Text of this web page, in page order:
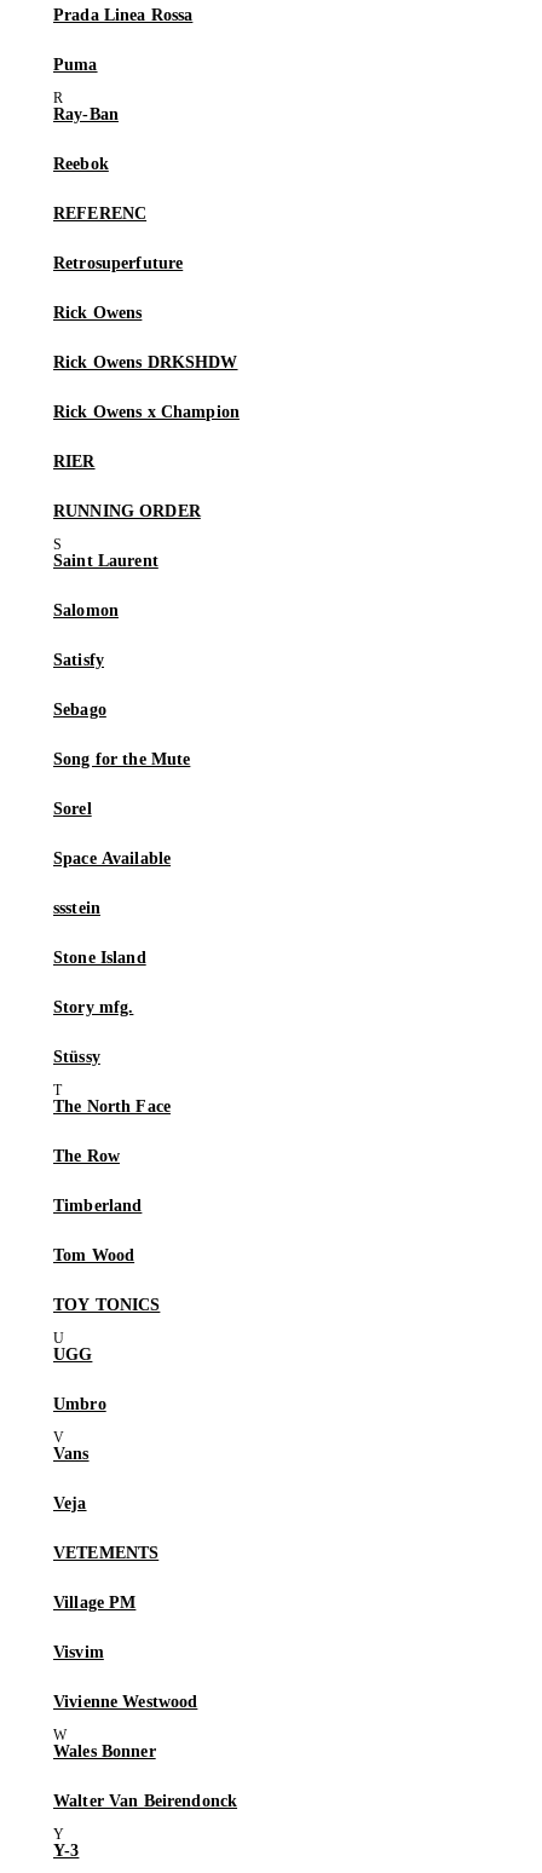
Prada Linea Rossa
Puma
Ray-Ban
Reebok
REFERENC
Retrosuperfuture
Rick Owens
Rick Owens DRKSHDW
Rick Owens x Champion
RIER
RUNNING ORDER
Saint Laurent
Salomon
Satisfy
Sebago
Song for the Mute
Sorel
Space Available
ssstein
Stone Island
Story mfg.
Stüssy
The North Face
The Row
Timberland
Tom Wood
TOY TONICS
UGG
Umbro
Vans
Veja
VETEMENTS
Village PM
Visvim
Vivienne Westwood
Wales Bonner
Walter Van Beirendonck
Y-3